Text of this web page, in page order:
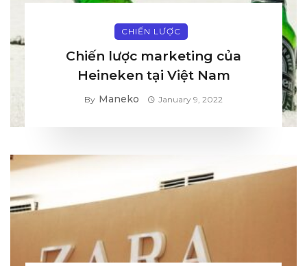
CHIẾN LƯỢC
Chiến lược marketing của
Heineken tại Việt Nam
By Maneko January 9, 2022